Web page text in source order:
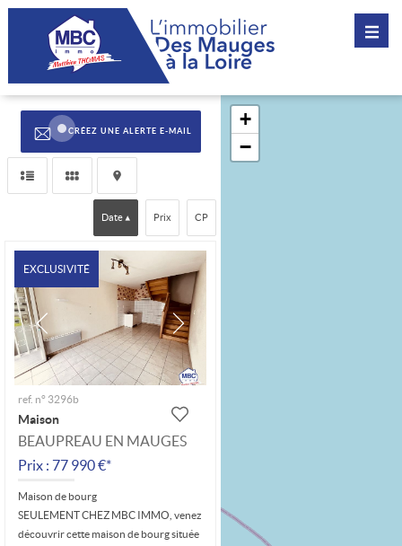
CRÉEZ UNE ALERTE E-MAIL
Date Prix CP
EXCLUSIVITÉ
ref. n° 3296b
Maison
BEAUPREAU EN MAUGES
Prix : 77 990 €*
Maison de bourg
SEULEMENT CHEZ MBC IMMO, venez
découvrir cette maison de bourg située